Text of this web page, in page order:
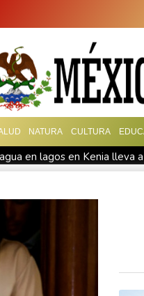
NATURA CULTURA
en lagos en Kenia lleva
La FIFA intenta superar
haber atacado dos
problem?